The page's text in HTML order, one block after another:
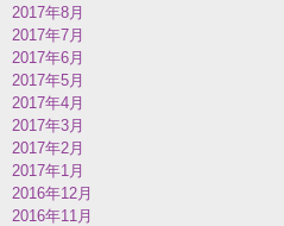
2017年8月
2017年7月
2017年6月
2017年5月
2017年4月
2017年3月
2017年2月
2017年1月
2016年12月
2016年11月